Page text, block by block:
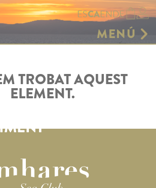
MENÚ
TENDA
ESCAENDE
TROBAT AQUEST
ELEMENT.